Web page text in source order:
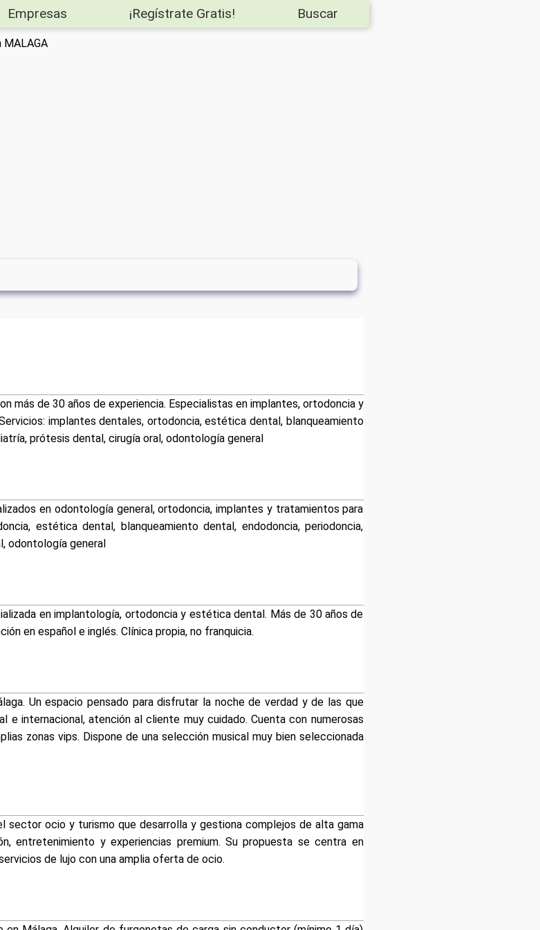
Empresas ¡Regístrate Gratis! Buscar
MALAGA
más de 30 años de experiencia. Especialistas en implantes, ortodoncia y
implantes dentales, ortodoncia, estética dental, blanqueamiento
prótesis dental, cirugía oral, odontología general
en odontología general, ortodoncia, implantes y tratamientos para
estética dental, blanqueamiento dental, endodoncia, periodoncia,
odontología general
en implantología, ortodoncia y estética dental. Más de 30 años de
en español e inglés. Clínica propia, no franquicia.
Un espacio pensado para disfrutar la noche de verdad y de las que
e internacional, atención al cliente muy cuidado. Cuenta con numerosas
zonas vips. Dispone de una selección musical muy bien seleccionada
sector ocio y turismo que desarrolla y gestiona complejos de alta gama
entretenimiento y experiencias premium. Su propuesta se centra en
de lujo con una amplia oferta de ocio.